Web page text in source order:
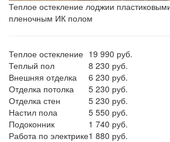
Теплое остекление лоджии
пленочным ИК полом
Теплое остекление 19 990 руб.
Теплый пол
8 230 руб.
Внешняя отделка
6 230 руб.
Отделка потолка
5 230 руб.
Отделка стен
5 230 руб.
Настил пола
5 550 руб.
Подоконник
1 740 руб.
Работа по электрике1 880 руб.